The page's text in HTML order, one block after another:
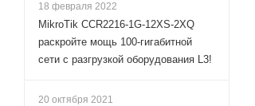
18 февраля 2022
MikroTik CCR2216-1G-12XS-2XQ
раскройте мощь 100-гигабитной
сети с разгрузкой оборудования L3!
20 октября 2021